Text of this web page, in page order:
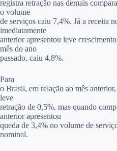
registra retração nas demais
o volume
de serviços caiu 7,4%. Já a receita
imediatamente
anterior apresentou leve
mês do ano
passado, caiu 4,8%.
Para
o Brasil, em relação ao mês
leve
retração de 0,5%, mas quando
anterior apresentou
queda de 3,4% no volume de
nominal.